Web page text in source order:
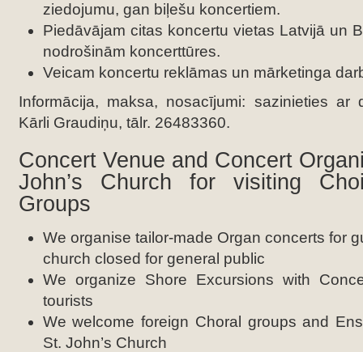
ziedojumu, gan biļešu koncertiem.
Piedāvājam citas koncertu vietas Latvijā un
nodrošinām koncerttūres.
Veicam koncertu reklāmas un mārketinga
Informācija, maksa, nosacījumi: sazinieties ar
Kārli Graudiņu, tālr. 26483360.
Concert Venue and Concert
John’s Church for visiting
Groups
We organise tailor-made Organ concerts for
church closed for general public
We organize Shore Excursions with
tourists
We welcome foreign Choral groups and
St. John’s Church